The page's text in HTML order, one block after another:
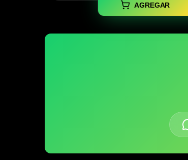
AGREGAR